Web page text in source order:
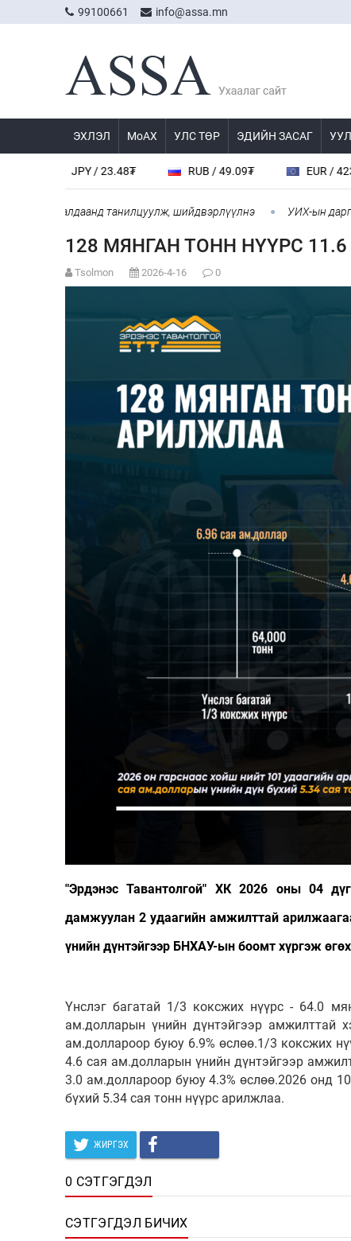
99100661 info@assa.mn
ЭХЛЭЛ МоАХ УЛС ТӨР ЭДИЙН ЗАСАГ
JPY / 23.48₮ RUB / 49.09₮ EUR / 4239.0₮
хуралдаанд танилцуулж, шийдвэрлүүлнэ УИХ-ын дарга
128 МЯНГАН ТОНН НҮҮРС
Tsolmon 2026-4-16 0
"Эрдэнэс Тавантолгой" ХК 2026 оны 04
дамжуулан 2 удаагийн амжилттай
үнийн дүнтэйгээр БНХАУ-ын боомт хүргэж
Үнслэг багатай 1/3 коксжих нүүрс - 64.0
ам.долларын үнийн дүнтэйгээр амжилттай
ам.доллароор буюу 6.9% өслөө.1/3 коксжих
4.6 сая ам.долларын үнийн дүнтэйгээр
3.0 ам.доллароор буюу 4.3% өслөө.2026 онд
бүхий 5.34 сая тонн нүүрс арилжлаа.
ЖИРГЭХ
0 СЭТГЭГДЭЛ
СЭТГЭГДЭЛ БИЧИХ